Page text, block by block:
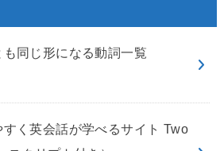
同じ形になる動詞一覧
く英会話が学べるサイト Two